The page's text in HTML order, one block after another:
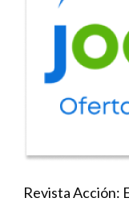
Revista Acción: